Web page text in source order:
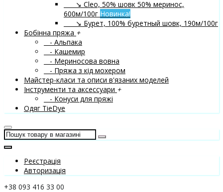
↘ Cleo, 50% шовк 50% меринос,
600м/100г Новинка!
↘ Бурет, 100% буретный шовк, 190м/100г
Бобінна пряжа +
- Альпака
- Кашемир
- Мериносова вовна
- Пряжа з кід мохером
Майстер-класи та описи в'язаних моделей
Інструменти та аксессуари +
- Конуси для пряжі
Одяг TieDye
Реєстрація
Авторизація
+38 093 416 33 00